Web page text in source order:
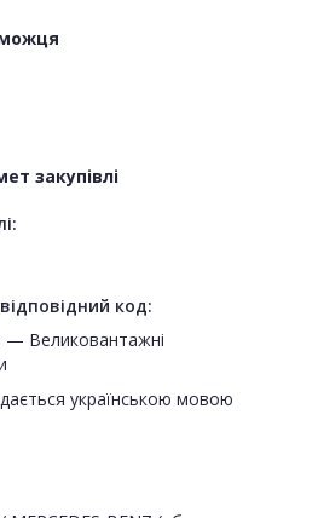
закупівлі
код:
— Великовантажні
українською мовою